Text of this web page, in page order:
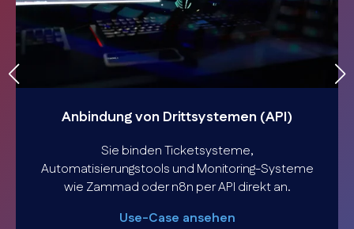
Anbindung von Drittsystemen (API)
Sie binden Ticketsysteme,
Automatisierungstools und Monitoring-Systeme
wie Zammad oder n8n per API direkt an.
Use-Case ansehen